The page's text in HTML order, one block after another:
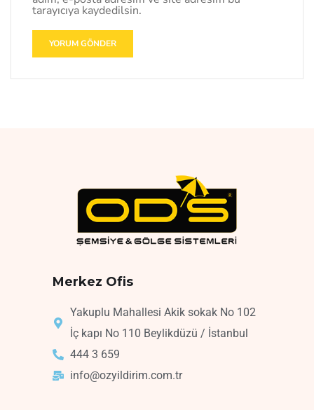
tarayıcıya kaydedilsin.
Merkez Ofis
Yakuplu Mahallesi Akik sokak No 102
İç kapı No 110 Beylikdüzü / İstanbul
444 3 659
info@ozyildirim.com.tr